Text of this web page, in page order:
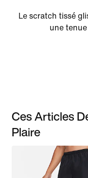
Le scratch tissé
une
Ces Articles
Plaire